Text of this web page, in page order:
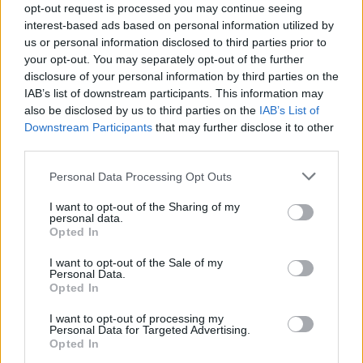
opt-out request is processed you may continue seeing
interest-based ads based on personal information utilized by
us or personal information disclosed to third parties prior to
your opt-out. You may separately opt-out of the further
disclosure of your personal information by third parties on the
IAB’s list of downstream participants. This information may
also be disclosed by us to third parties on the IAB’s List of
Downstream Participants that may further disclose it to other
Please note that this website/app uses one or more Google
not limited to your visit or usage behaviour. You may click to
grant or deny consent to Google and its third-party tags to
use your data for below specified purposes in below Google
consent section.
Personal Data Processing Opt Outs
I want to opt-out of the Sharing of my
personal data.
Opted In
I want to opt-out of the Sale of my
Personal Data.
Opted In
I want to opt-out of processing my
Personal Data for Targeted Advertising.
Opted In
de Ativação Digital
Duração do Subsídio de Inclusão
O Cheque de Inclusão tem duração máxima de 18 meses
entre os períodos.
Confisco e sanções
O direito ao Subsídio de Inclusão pode caducar em caso
de violação de obrigações, como a recusa de uma oferta de
emprego adequada, a não participação em cursos de
capacitação ou o descumprimento das regras estabelecidas
no Pacto de Inclusão. No caso de declarações falsas, há